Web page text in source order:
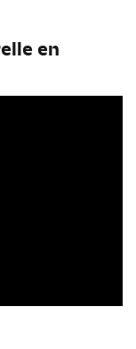
en